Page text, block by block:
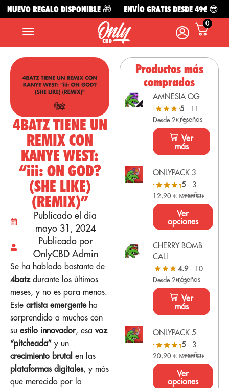
NUEVO REGALO DISPONIBLE 🎁 ENVÍO GRATIS DESDE 49€ 😎
0
4BATZ TIENE UN
REMIX CON
KANYE WEST:
“iii: ON GOD?
(SHE LIKE)
(REMIX)”
Publicado el dia
mayo 31, 2024
Publicado por
OnlyCBD Admin
Se ha hablado bastante de
4batzdurante los últimos
meses, y no es para menos.
Este artista emergenteha
sorprendido a muchos con
su estilo innovador, esavoz
“pitcheada” y un
crecimiento brutal en las
plataformas digitales, y más
que merecido por la
Productos más
comprados
AMNESIA OG
5- 11
reseñas
Desde 2€/g
Ver
más
ONLYPACK 3
5- 3
reseñas
12,90€ IVA Incluido
Ver
opciones
CHERRY BOMB
CALI
4.9- 10
reseñas
Desde 2€/g
Ver
más
ONLYPACK 5
5- 3
reseñas
20,90€ IVA Incluido
Ver
opciones